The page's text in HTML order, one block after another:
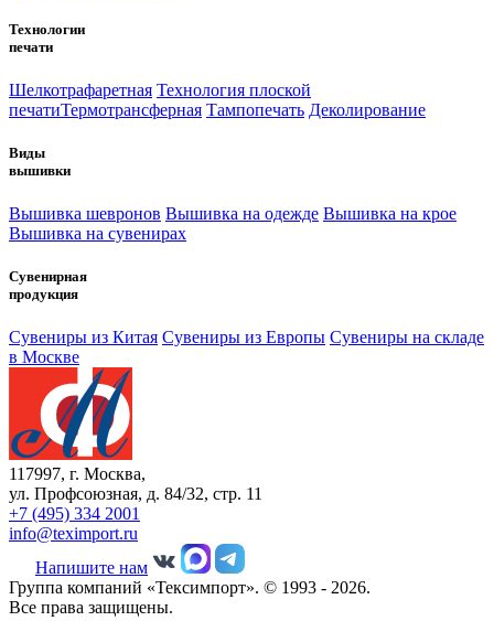
Технологии
печати
Шелкотрафаретная Технология плоской
печатиТермотрансферная Тампопечать Деколирование
Виды
вышивки
Вышивка шевронов Вышивка на одежде Вышивка на крое
Вышивка на сувенирах
Сувенирная
продукция
Сувениры из Китая Сувениры из Европы Сувениры на складе
в Москве
117997, г. Москва,
ул. Профсоюзная, д. 84/32, стр. 11
+7 (495) 334 2001
info@teximport.ru
Напишите нам
Группа компаний «Тексимпорт». © 1993 - 2026.
Все права защищены.